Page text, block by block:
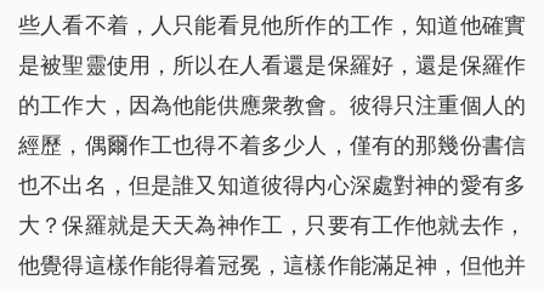
些人看不着，人只能看見他所作的工作，知道他確實
是被聖靈使用，所以在人看還是保羅好，還是保羅作
的工作大，因為他能供應衆教會。彼得只注重個人的
經歷，偶爾作工也得不着多少人，僅有的那幾份書信
也不出名，但是誰又知道彼得内心深處對神的愛有多
大？保羅就是天天為神作工，只要有工作他就去作，
他覺得這樣作能得着冠冕，這樣作能滿足神，但他并